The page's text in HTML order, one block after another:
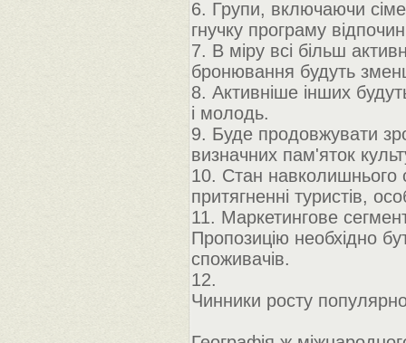
6. Групи, включаючи
гнучку програму
7. В міру всі більш
бронювання будуть
8. Активніше інших
і молодь.
9. Буде продовжувати
визначних пам'яток
10. Стан навколишнього
притягненні туристів,
11. Маркетингове
Пропозицію необхідно
споживачів.
12.
Чинники росту